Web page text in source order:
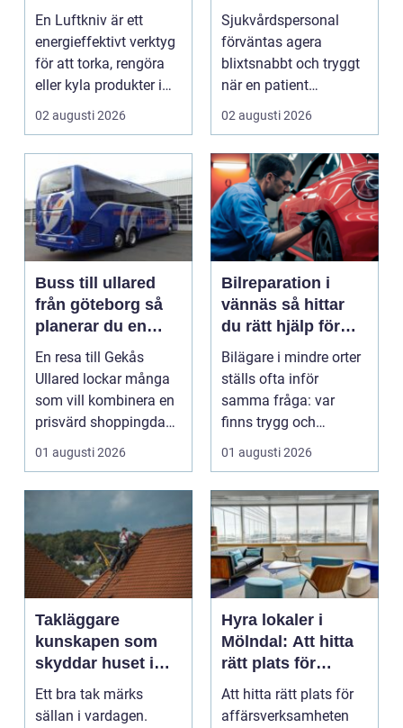
kylning i modern
industri
En Luftkniv är ett
energieffektivt verktyg
för att torka, rengöra
eller kyla produkter i
rörelse. Te...
02 augusti 2026
lungräddning som
räddar liv
Sjukvårdspersonal
förväntas agera
blixtsnabbt och tryggt
när en patient
drabbas...
02 augusti 2026
Buss till ullared
från göteborg så
planerar du en
smidig
shoppingdag
En resa till Gekås
Ullared lockar många
som vill kombinera en
prisvärd shoppingdag
med en enkel och ...
01 augusti 2026
Bilreparation i
vännäs så hittar
du rätt hjälp för
din bil
Bilägare i mindre orter
ställs ofta inför
samma fråga: var
finns trygg och
prisvärd hjälp när bilen
01 augusti 2026
Takläggare
kunskapen som
skyddar huset i
längden
Ett bra tak märks
sällan i vardagen.
Hyra lokaler i
Mölndal: Att hitta
rätt plats för
affärsverksamhete
Att hitta rätt plats för
affärsverksamheten